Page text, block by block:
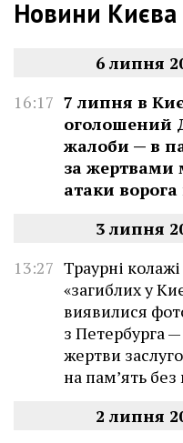
Новини Києва
6 липня
16:17 7 липня в
оголошений
жалоби — в
за жертвами
атаки
3 липня
13:27 Траурні
«загиблих у
виявилися
з Петербурга —
жертви
на пам’ять без
2 липня